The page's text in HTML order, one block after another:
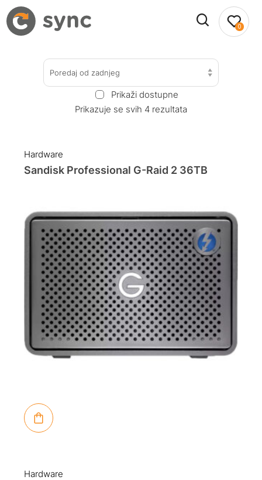
0
Poredaj od zadnjeg
Prikaži dostupne
Prikazuje se svih 4 rezultata
Hardware
Sandisk Professional G-Raid 2 36TB
Hardware